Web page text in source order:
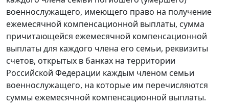
военнослужащего, имеющего право на получение
ежемесячной компенсационной выплаты, сумма
причитающейся ежемесячной компенсационной
выплаты для каждого члена его семьи, реквизиты
счетов, открытых в банках на территории
Российской Федерации каждым членом семьи
военнослужащего, на которые им перечисляются
суммы ежемесячной компенсационной выплаты.